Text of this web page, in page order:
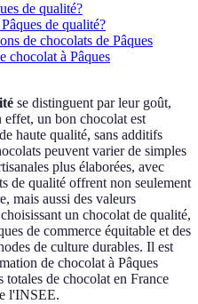
de qualité?
de qualité?
de chocolats de Pâques
chocolat à Pâques
se distinguent par leur goût,
un bon chocolat est
haute qualité, sans additifs
peuvent varier de simples
plus élaborées, avec
de qualité offrent non seulement
mais aussi des valeurs
un chocolat de qualité,
de commerce équitable et des
de culture durables. Il est
de chocolat à Pâques
totales de chocolat en France
l'INSEE.